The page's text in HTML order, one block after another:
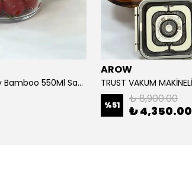
Perotti Perotti Locky Bamboo 550Ml Saklama Kabı
AROW
%51 ₺ 8,900.00
₺ 4,350.00